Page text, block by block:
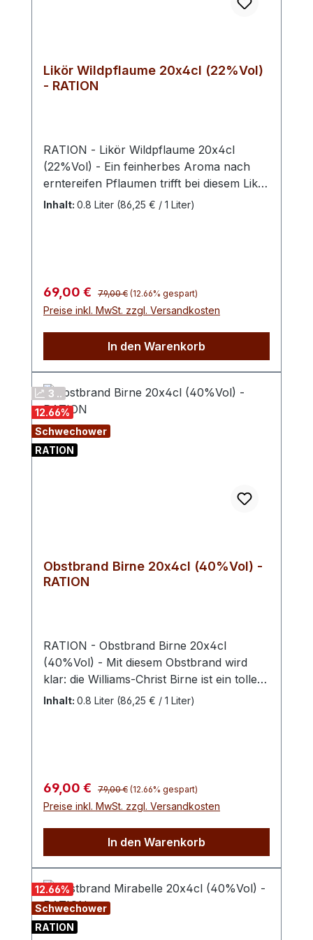
Likör Wildpflaume 20x4cl (22%Vol)
- RATION
RATION - Likör Wildpflaume 20x4cl
(22%Vol) - Ein feinherbes Aroma nach
erntereifen Pflaumen trifft bei diesem Likör
auf ausgewogene Süße. Ein aufregender,
hervorbringt. Die hoch aromatischen
Wildpflaumen sind die Grundlage des
Likörs und werden wegen ihrer fruchtigen
Nuancen sehr geschätzt.
Inhalt: 0.8 Liter (86,25 € / 1 Liter)
Verkaufspreis:
69,00 € Regulärer Preis:
79,00 € (12.66% gespart)
Preise inkl. MwSt. zzgl. Versandkosten
In den Warenkorb
3 ..
12.66%
Schwechower
RATION
Obstbrand Birne 20x4cl (40%Vol) -
RATION
RATION - Obstbrand Birne 20x4cl
(40%Vol) - Mit diesem Obstbrand wird
klar: die Williams-Christ Birne ist ein tolles
Früchtchen! Besondere Saftigkeit trifft hier
verwendet. Die Früchte werden im
Voralpengebiet angebaut und erst nach
der Fallreife geerntet und handverlesen.
Die Erntezeit der Williams-Christ-Birne
September.
Inhalt: 0.8 Liter (86,25 € / 1 Liter)
Verkaufspreis:
69,00 € Regulärer Preis:
79,00 € (12.66% gespart)
Preise inkl. MwSt. zzgl. Versandkosten
In den Warenkorb
12.66%
Schwechower
RATION